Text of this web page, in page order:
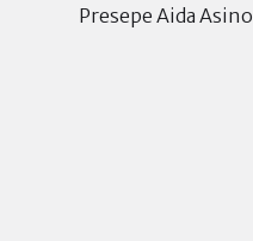
Presepe Aida Asino